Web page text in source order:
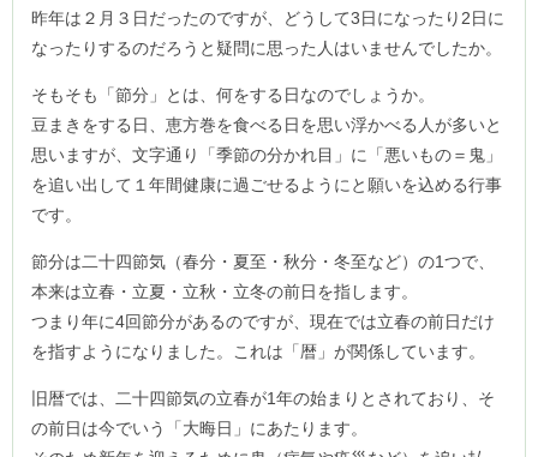
昨年は２月３日だったのですが、どうして3日になったり2日に
なったりするのだろうと疑問に思った人はいませんでしたか。
そもそも「節分」とは、何をする日なのでしょうか。
豆まきをする日、恵方巻を食べる日を思い浮かべる人が多いと
思いますが、文字通り「季節の分かれ目」に「悪いもの＝鬼」
を追い出して１年間健康に過ごせるようにと願いを込める行事
です。
節分は二十四節気（春分・夏至・秋分・冬至など）の1つで、
本来は立春・立夏・立秋・立冬の前日を指します。
つまり年に4回節分があるのですが、現在では立春の前日だけ
を指すようになりました。これは「暦」が関係しています。
旧暦では、二十四節気の立春が1年の始まりとされており、そ
の前日は今でいう「大晦日」にあたります。